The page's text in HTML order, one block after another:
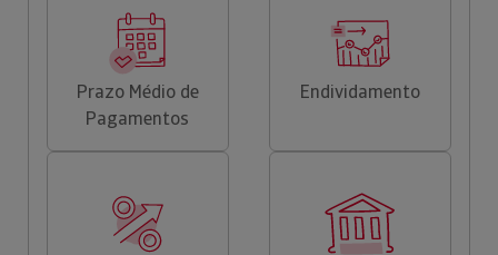
Prazo Médio de
Pagamentos
Endividamento